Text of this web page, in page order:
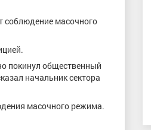
соблюдение масочного
покинул общественный
начальник сектора
масочного режима.